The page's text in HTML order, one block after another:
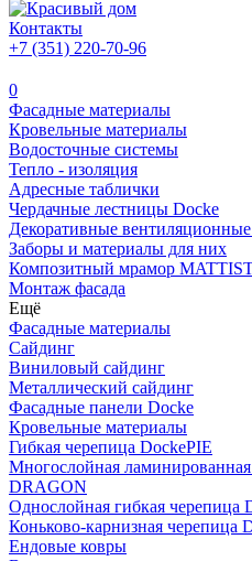
Контакты
+7 (351) 220-70-96
0
Фасадные материалы
Кровельные материалы
Водосточные системы
Тепло - изоляция
Адресные таблички
Чердачные лестницы Docke
Декоративные
Заборы и материалы для них
Композитный мрамор
Монтаж фасада
Ещё
Фасадные материалы
Сайдинг
Виниловый сайдинг
Металлический сайдинг
Фасадные панели Docke
Кровельные материалы
Гибкая черепица DockePIE
Многослойная
DRAGON
Однослойная гибкая черепица
Коньково-карнизная черепица
Ендовые ковры